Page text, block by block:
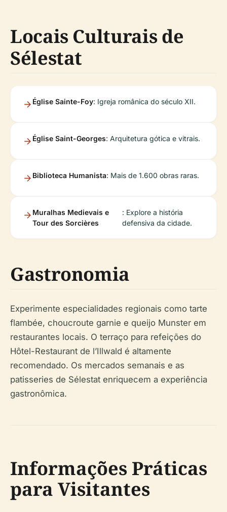
Locais Culturais de
Sélestat
Église Sainte-Foy: Igreja românica do século XII.
Église Saint-Georges: Arquitetura gótica e vitrais.
Biblioteca Humanista: Mais de 1.600 obras raras.
Muralhas Medievais e
Tour des Sorcières
: Explore a história
defensiva da cidade.
Gastronomia
Experimente especialidades regionais como tarte
flambée, choucroute garnie e queijo Munster em
restaurantes locais. O terraço para refeições do
Hôtel-Restaurant de l’Illwald é altamente
recomendado. Os mercados semanais e as
patisseries de Sélestat enriquecem a experiência
gastronômica.
Informações Práticas
para Visitantes